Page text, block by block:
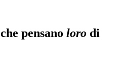
pensano loro di